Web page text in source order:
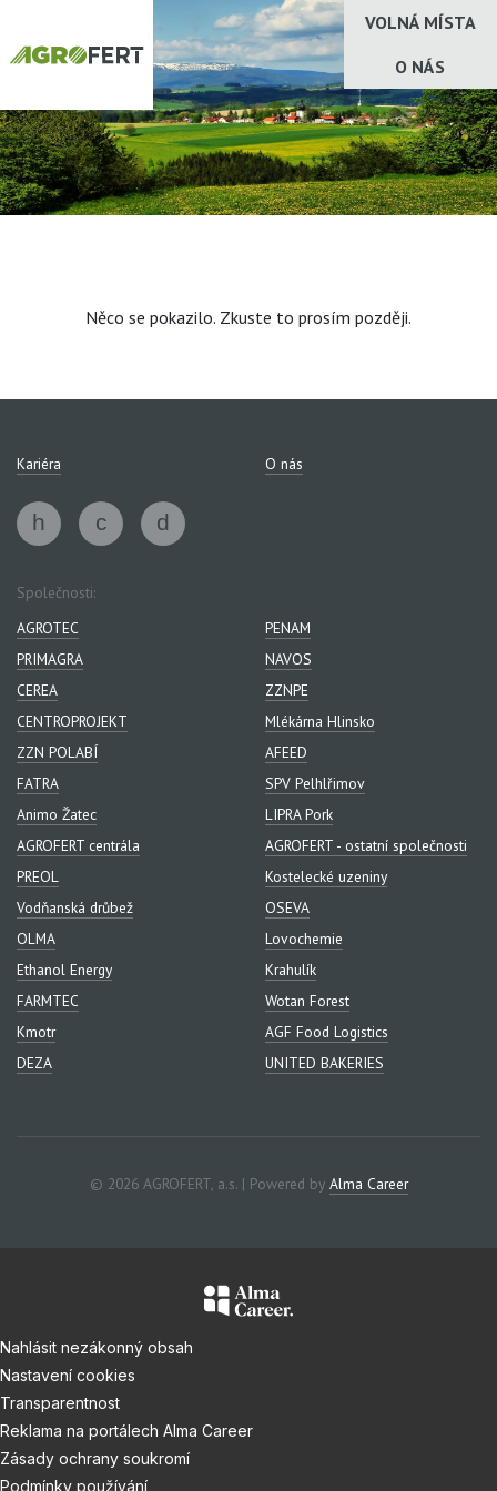
VOLNÁ MÍSTA
O NÁS
Něco se pokazilo. Zkuste to prosím později.
Kariéra O nás
Společnosti:
AGROTEC
PENAM
PRIMAGRA
NAVOS
CEREA
ZZNPE
CENTROPROJEKT
Mlékárna Hlinsko
ZZN POLABÍ
AFEED
FATRA
SPV Pelhlřimov
Animo Žatec
LIPRA Pork
AGROFERT centrála
AGROFERT - ostatní společnosti
PREOL
Kostelecké uzeniny
Vodňanská drůbež
OSEVA
OLMA
Lovochemie
Ethanol Energy
Krahulík
FARMTEC
Wotan Forest
Kmotr
AGF Food Logistics
DEZA
UNITED BAKERIES
© 2026 AGROFERT, a.s. | Powered by Alma Career
Nahlásit nezákonný obsah
Nastavení cookies
Transparentnost
Reklama na portálech Alma Career
Zásady ochrany soukromí
Podmínky používání